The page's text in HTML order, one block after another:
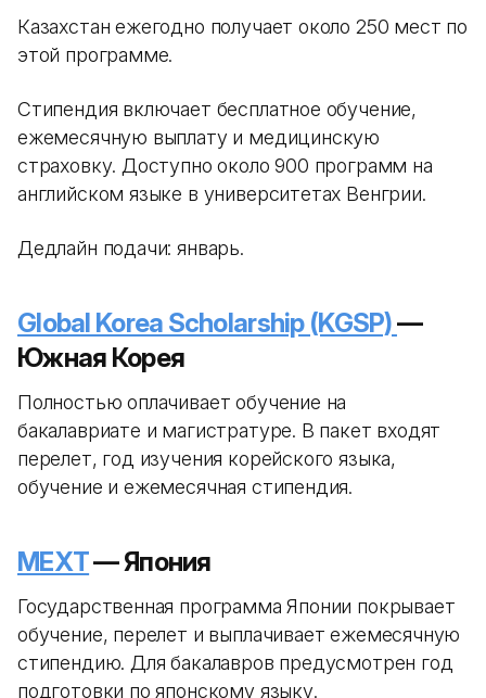
Казахстан ежегодно получает около 250 мест по
этой программе.
Стипендия включает бесплатное обучение,
ежемесячную выплату и медицинскую
страховку. Доступно около 900 программ на
английском языке в университетах Венгрии.
Дедлайн подачи: январь.
Global Korea Scholarship (KGSP)—
Южная Корея
Полностью оплачивает обучение на
бакалавриате и магистратуре. В пакет входят
перелет, год изучения корейского языка,
обучение и ежемесячная стипендия.
MEXT— Япония
Государственная программа Японии покрывает
обучение, перелет и выплачивает ежемесячную
стипендию. Для бакалавров предусмотрен год
подготовки по японскому языку.